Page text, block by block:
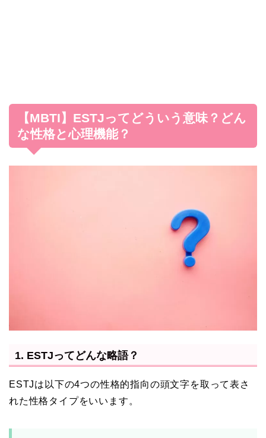
【MBTI】ESTJってどういう意味？どん
な性格と心理機能？
1. ESTJってどんな略語？
ESTJは以下の4つの性格的指向の頭文字を取って表さ
れた性格タイプをいいます。